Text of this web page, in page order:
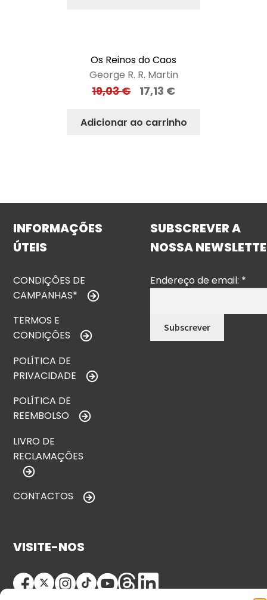
Os Reinos do Caos
George R. R. Martin
19,03€ 17,13 €
Adicionar ao carrinho
INFORMAÇÕES
ÚTEIS
CONDIÇÕES DE
CAMPANHAS*
TERMOS E
CONDIÇÕES
POLÍTICA DE
PRIVACIDADE
POLÍTICA DE
REEMBOLSO
LIVRO DE
RECLAMAÇÕES
CONTACTOS
SUBSCREVER A
NOSSA
Endereço de email: *
VISITE-NOS